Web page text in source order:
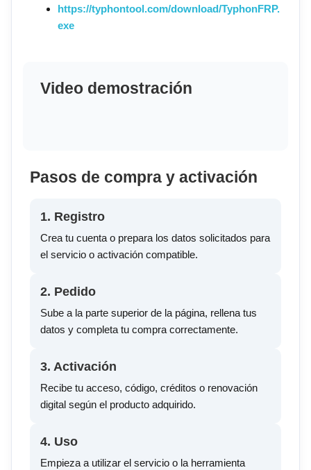
https://typhontool.com/download/TyphonFRP.
exe
Video demostración
Pasos de compra y activación
1. Registro
Crea tu cuenta o prepara los datos solicitados para
el servicio o activación compatible.
2. Pedido
Sube a la parte superior de la página, rellena tus
datos y completa tu compra correctamente.
3. Activación
Recibe tu acceso, código, créditos o renovación
digital según el producto adquirido.
4. Uso
Empieza a utilizar el servicio o la herramienta